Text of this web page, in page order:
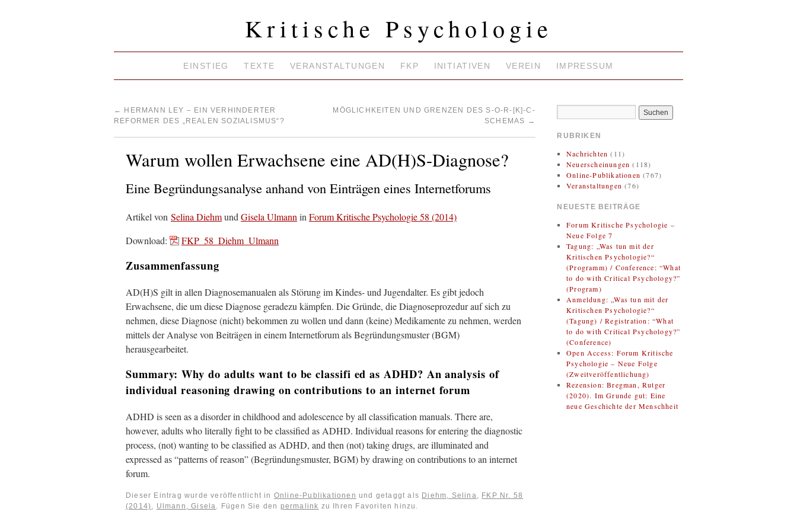
Kritische Psychologie
EINSTIEG TEXTE VERANSTALTUNGEN FKP INITIATIVEN VEREIN IMPRESSUM
←
HERMANN LEY – EIN VERHINDERTER
REFORMER DES „REALEN SOZIALISMUS“?
MÖGLICHKEITEN UND GRENZEN DES S-O-R-[K]-C-
SCHEMAS →
Warum wollen Erwachsene eine AD(H)S-Diagnose?
Eine Begründungsanalyse anhand von Einträgen eines Internetforums
Artikel von Selina Diehmund Gisela Ulmann in Forum Kritische Psychologie 58 (2014)
Download:
FKP_58_Diehm_Ulmann
Zusammenfassung
AD(H)S gilt in allen Diagnosemanualen als Störung im Kindes- und Jugendalter. Es gibt jedoch
Erwachsene, die um diese Diagnose geradezu kämpfen. Die Gründe, die Diagnoseprozedur auf sich zu
nehmen, diese Diagnose (nicht) bekommen zu wollen und dann (keine) Medikamente zu nehmen, werden
mittels der Analyse von Beiträgen in einem Internetforum als Begründungsmuster (BGM)
herausgearbeitet.
Summary: Why do adults want to be classifi ed as ADHD? An analysis of
individual reasoning drawing on contributions to an internet forum
ADHD is seen as a disorder in childhood and adolescence by all classification manuals. There are,
however, adults who literally fight to be classified as ADHD. Individual reasons for entering the diagnostic
process, (not) wanting to be classified as ADHD, and then (not) taking drugs, are illuminated and
expressed as “patterns of reason” (Begründungsmuster, BGM) by drawing on contributions to an internet
forum.
Dieser Eintrag wurde veröffentlicht in Online-Publikationen und getaggt als Diehm, Selina, FKP Nr. 58
(2014), Ulmann, Gisela. Fügen Sie den permalink zu Ihren Favoriten hinzu.
RUBRIKEN
Nachrichten (11)
Neuerscheinungen (118)
Online-Publikationen (767)
Veranstaltungen (76)
NEUESTE BEITRÄGE
Forum Kritische Psychologie –
Neue Folge 7
Tagung: „Was tun mit der
Kritischen Psychologie?“
(Programm) / Conference: “What
to do with Critical Psychology?”
(Program)
Anmeldung: „Was tun mit der
Kritischen Psychologie?“
(Tagung) / Registration: “What
to do with Critical Psychology?”
(Conference)
Open Access: Forum Kritische
Psychologie – Neue Folge
(Zweitveröffentlichung)
Rezension: Bregman, Rutger
(2020). Im Grunde gut: Eine
neue Geschichte der Menschheit